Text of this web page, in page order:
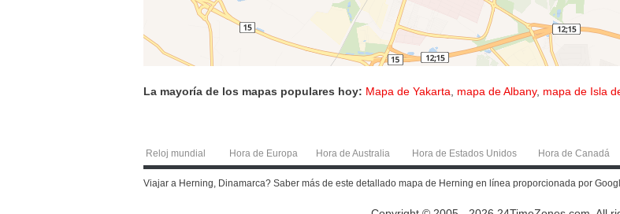
La mayoría de los mapas populares hoy: Mapa de Yakarta mapa de Albany, mapa de Isla
Reloj mundial Hora de Europa Hora de Australia Hora de Estados Unidos Hora de Canadá
Viajar a Herning, Dinamarca? Saber más de este detallado mapa de Herning en línea proporcionada por